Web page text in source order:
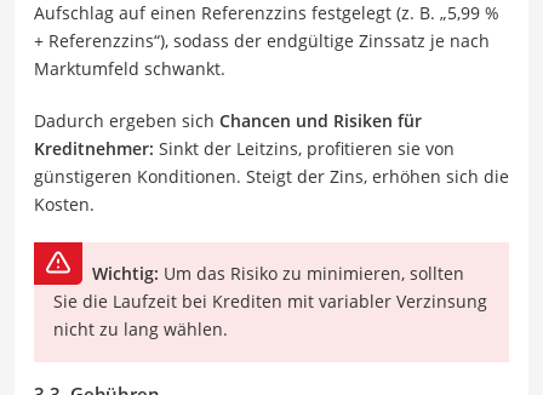
Aufschlag auf einen Referenzzins festgelegt (z. B. „5,99 %
+ Referenzzins“), sodass der endgültige Zinssatz je nach
Marktumfeld schwankt.
Dadurch ergeben sich Chancen und Risiken für
Kreditnehmer: Sinkt der Leitzins, profitieren sie von
günstigeren Konditionen. Steigt der Zins, erhöhen sich die
Kosten.
Wichtig: Um das Risiko zu minimieren, sollten
Sie die Laufzeit bei Krediten mit variabler Verzinsung
nicht zu lang wählen.